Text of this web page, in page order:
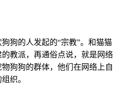
狗的人发起的“宗教”。和猫猫
教派，再通俗点说，就是网络
狗狗的群体，他们在网络上自
织。